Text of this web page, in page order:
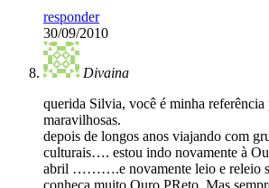
responder
30/09/2010
Divaina
querida Silvia, você é minha referência
maravilhosas.
depois de longos anos viajando com
culturais…. estou indo novamente à
abril ……….e novamente leio e releio
conheça muito Ouro PReto. Mas